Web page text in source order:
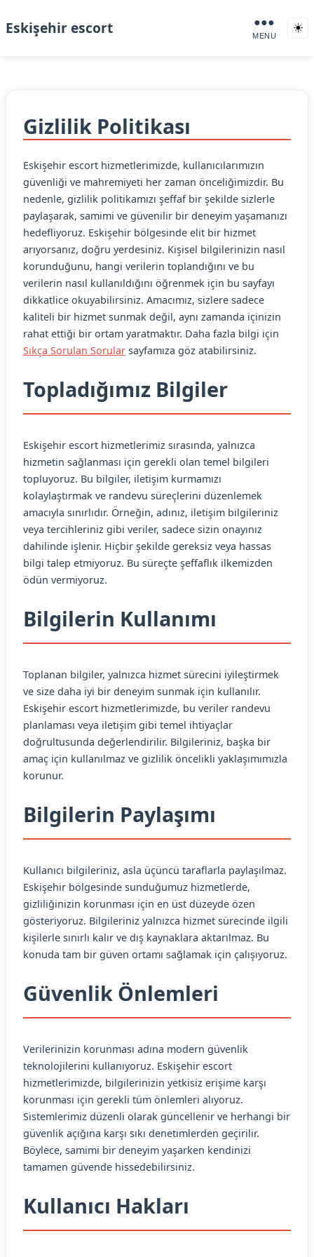
Eskişehir escort ●●●
MENU
☀️
Gizlilik Politikası
Eskişehir escort hizmetlerimizde, kullanıcılarımızın
güvenliği ve mahremiyeti her zaman önceliğimizdir. Bu
nedenle, gizlilik politikamızı şeffaf bir şekilde sizlerle
paylaşarak, samimi ve güvenilir bir deneyim yaşamanızı
hedefliyoruz. Eskişehir bölgesinde elit bir hizmet
arıyorsanız, doğru yerdesiniz. Kişisel bilgilerinizin nasıl
korunduğunu, hangi verilerin toplandığını ve bu
verilerin nasıl kullanıldığını öğrenmek için bu sayfayı
dikkatlice okuyabilirsiniz. Amacımız, sizlere sadece
kaliteli bir hizmet sunmak değil, aynı zamanda içinizin
rahat ettiği bir ortam yaratmaktır. Daha fazla bilgi için
Sıkça Sorulan Sorular sayfamıza göz atabilirsiniz.
Topladığımız Bilgiler
Eskişehir escort hizmetlerimiz sırasında, yalnızca
hizmetin sağlanması için gerekli olan temel bilgileri
topluyoruz. Bu bilgiler, iletişim kurmamızı
kolaylaştırmak ve randevu süreçlerini düzenlemek
amacıyla sınırlıdır. Örneğin, adınız, iletişim bilgileriniz
veya tercihleriniz gibi veriler, sadece sizin onayınız
dahilinde işlenir. Hiçbir şekilde gereksiz veya hassas
bilgi talep etmiyoruz. Bu süreçte şeffaflık ilkemizden
ödün vermiyoruz.
Bilgilerin Kullanımı
Toplanan bilgiler, yalnızca hizmet sürecini iyileştirmek
ve size daha iyi bir deneyim sunmak için kullanılır.
Eskişehir escort hizmetlerimizde, bu veriler randevu
planlaması veya iletişim gibi temel ihtiyaçlar
doğrultusunda değerlendirilir. Bilgileriniz, başka bir
amaç için kullanılmaz ve gizlilik öncelikli yaklaşımımızla
korunur.
Bilgilerin Paylaşımı
Kullanıcı bilgileriniz, asla üçüncü taraflarla paylaşılmaz.
Eskişehir bölgesinde sunduğumuz hizmetlerde,
gizliliğinizin korunması için en üst düzeyde özen
gösteriyoruz. Bilgileriniz yalnızca hizmet sürecinde ilgili
kişilerle sınırlı kalır ve dış kaynaklara aktarılmaz. Bu
konuda tam bir güven ortamı sağlamak için çalışıyoruz.
Güvenlik Önlemleri
Verilerinizin korunması adına modern güvenlik
teknolojilerini kullanıyoruz. Eskişehir escort
hizmetlerimizde, bilgilerinizin yetkisiz erişime karşı
korunması için gerekli tüm önlemleri alıyoruz.
Sistemlerimiz düzenli olarak güncellenir ve herhangi bir
güvenlik açığına karşı sıkı denetimlerden geçirilir.
Böylece, samimi bir deneyim yaşarken kendinizi
tamamen güvende hissedebilirsiniz.
Kullanıcı Hakları